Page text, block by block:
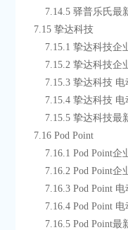
7.14.5 驿普乐
    7.15 挚达科技
7.15.1 挚达科技
7.15.2 挚达科技
7.15.3 挚达
7.15.4 挚
7.15.5 挚达科
    7.16 Pod Point
7.16.1 Pod Point
7.16.2 Pod Point
7.16.3 Pod
7.16.4 Pod
7.16.5 Pod